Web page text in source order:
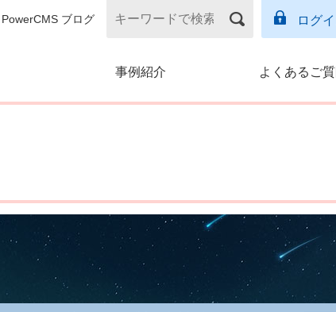
PowerCMS ブログ ログ
事例紹介 よくあるご
(別ウィンドウで開く)